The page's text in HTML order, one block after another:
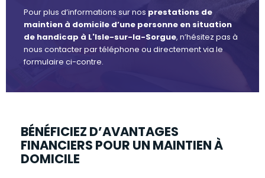
Pour plus d’informations sur nos prestations de
maintien à domicile d’une personne en situation
de handicap à L'Isle-sur-la-Sorgue, n’hésitez pas à
nous contacter par téléphone ou directement via le
formulaire ci-contre.
BÉNÉFICIEZ D’AVANTAGES
FINANCIERS POUR UN MAINTIEN À
DOMICILE